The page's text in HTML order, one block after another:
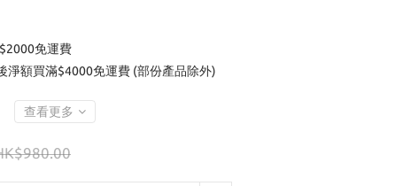
免運費
淨額買滿$4000免運費 (部份產品除外)
查看更多